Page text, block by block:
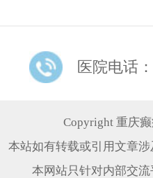
医院电话：
Copyright 重庆
本站如有转载或引用文章
本网站只针对内部交流